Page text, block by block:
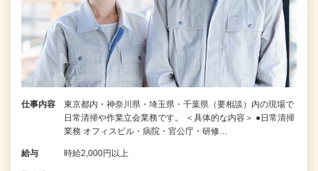
仕事内容
東京都内・神奈川県・埼玉県・千葉県（要相談）内の現場で
日常清掃や作業立会業務です。 ＜具体的な内容＞ ●日常清掃
業務 オフィスビル・病院・官公庁・研修…
給与 時給2,000円以上